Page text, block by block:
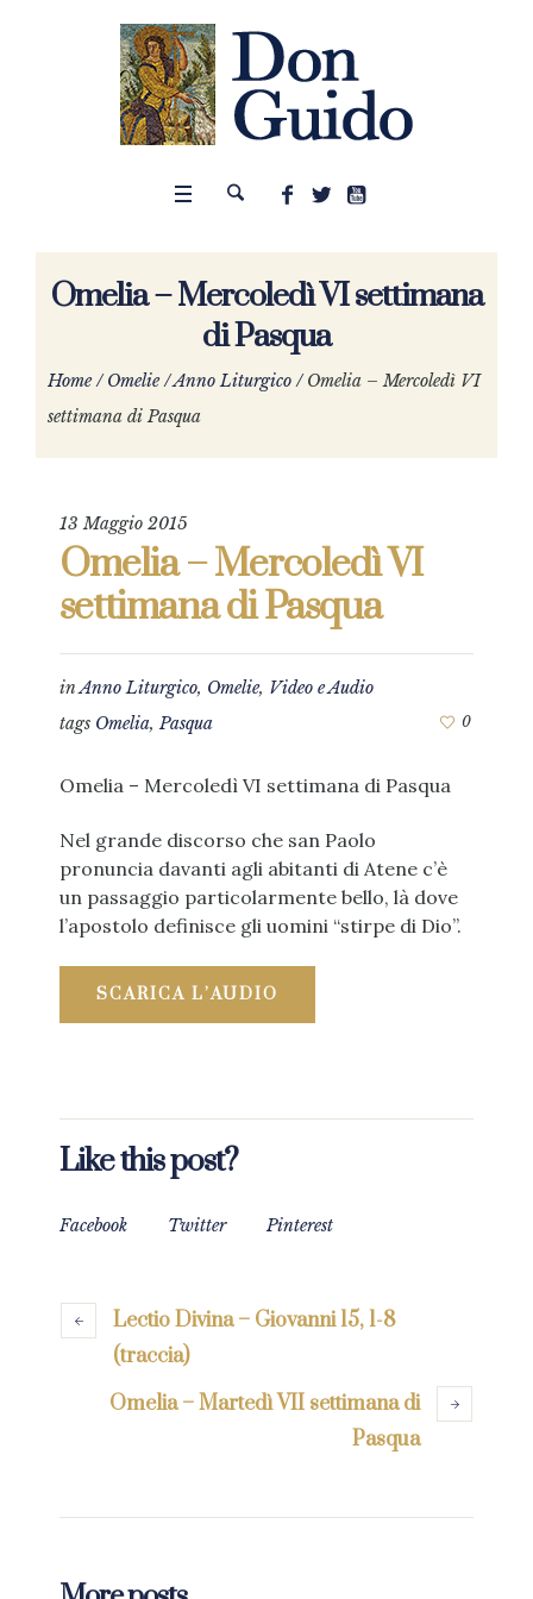
Omelia – Mercoledì VI settimana
di Pasqua
Home /Omelie /Anno Liturgico /Omelia – Mercoledì VI
settimana di Pasqua
13 Maggio 2015
Omelia – Mercoledì VI
settimana di Pasqua
inAnno Liturgico, Omelie, Video e Audio
tags Omelia,Pasqua 0
Omelia – Mercoledì VI settimana di Pasqua
Nel grande discorso che san Paolo
pronuncia davanti agli abitanti di Atene c’è
un passaggio particolarmente bello, là dove
l’apostolo definisce gli uomini “stirpe di Dio”.
SCARICA L’AUDIO
Like this post?
Facebook Twitter Pinterest
Lectio Divina – Giovanni 15, 1-8
(traccia)
Omelia – Martedì VII settimana di
Pasqua